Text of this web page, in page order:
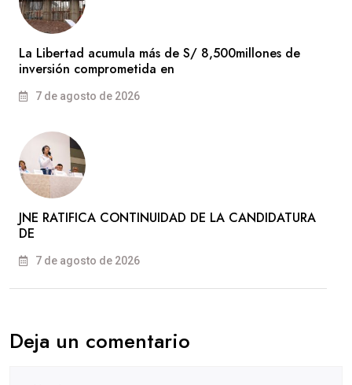
La Libertad acumula más de S/ 8,500millones de
inversión comprometida en
7 de agosto de 2026
JNE RATIFICA CONTINUIDAD DE LA CANDIDATURA
DE
7 de agosto de 2026
Deja un comentario